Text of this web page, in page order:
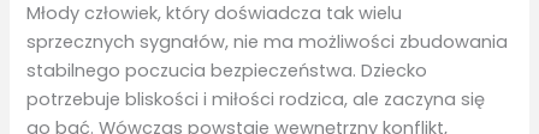
Młody człowiek, który doświadcza tak wielu
sprzecznych sygnałów, nie ma możliwości zbudowania
stabilnego poczucia bezpieczeństwa. Dziecko
potrzebuje bliskości i miłości rodzica, ale zaczyna się
go bać. Wówczas powstaje wewnętrzny konflikt,